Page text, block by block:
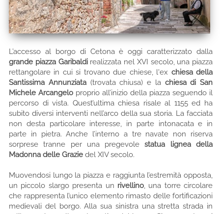
L’accesso al borgo di Cetona è oggi caratterizzato dalla
grande piazza Garibaldirealizzata nel XVI secolo, una piazza
rettangolare in cui si trovano due chiese, l'ex chiesa della
Santissima Annunziata(trovata chiusa) e la chiesa di San
Michele Arcangelo proprio all’inizio della piazza seguendo il
percorso di vista. Quest’ultima chiesa risale al 1155 ed ha
subito diversi interventi nell’arco della sua storia. La facciata
non desta particolare interesse, in parte intonacata e in
parte in pietra. Anche l’interno a tre navate non riserva
sorprese tranne per una pregevolestatua lignea della
Madonna delle Grazie del XIV secolo.
Muovendosi lungo la piazza e raggiunta l’estremità opposta,
un piccolo slargo presenta un rivellino, una torre circolare
che rappresenta l’unico elemento rimasto delle fortificazioni
medievali del borgo. Alla sua sinistra una stretta strada in